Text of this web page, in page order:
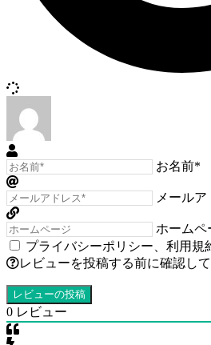
お名前*
メール
ホームペ
プライバシーポリシー
利用規
レビューを投稿する前に確認し
0 レビュー